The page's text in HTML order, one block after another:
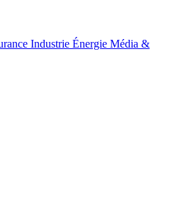
Industrie Énergie Média &